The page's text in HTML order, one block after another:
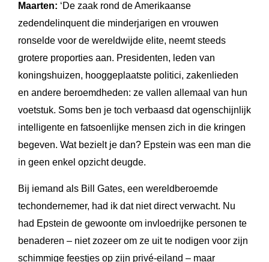
Maarten: ‘De zaak rond de Amerikaanse
zedendelinquent die minderjarigen en vrouwen
ronselde voor de wereldwijde elite, neemt steeds
grotere proporties aan. Presidenten, leden van
koningshuizen, hooggeplaatste politici, zakenlieden
en andere beroemdheden: ze vallen allemaal van hun
voetstuk. Soms ben je toch verbaasd dat ogenschijnlijk
intelligente en fatsoenlijke mensen zich in die kringen
begeven. Wat bezielt je dan? Epstein was een man die
in geen enkel opzicht deugde.
Bij iemand als Bill Gates, een wereldberoemde
techondernemer, had ik dat niet direct verwacht. Nu
had Epstein de gewoonte om invloedrijke personen te
benaderen – niet zozeer om ze uit te nodigen voor zijn
schimmige feestjes op zijn privé-eiland – maar